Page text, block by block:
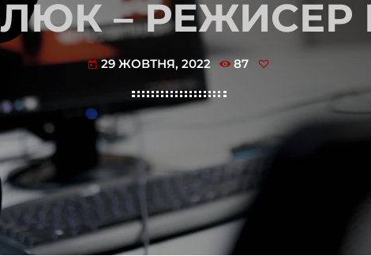
– РЕЖИСЕР
today 29 ЖОВТНЯ, 2022 87